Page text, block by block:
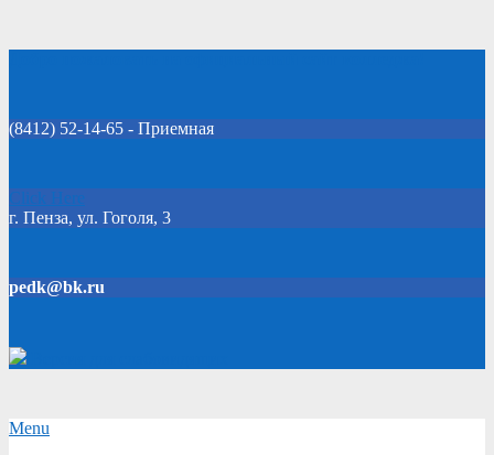
(8412) 52-14-65 - Приемная
Click Here
г. Пенза, ул. Гоголя, 3
pedk@bk.ru
Secondary
Menu